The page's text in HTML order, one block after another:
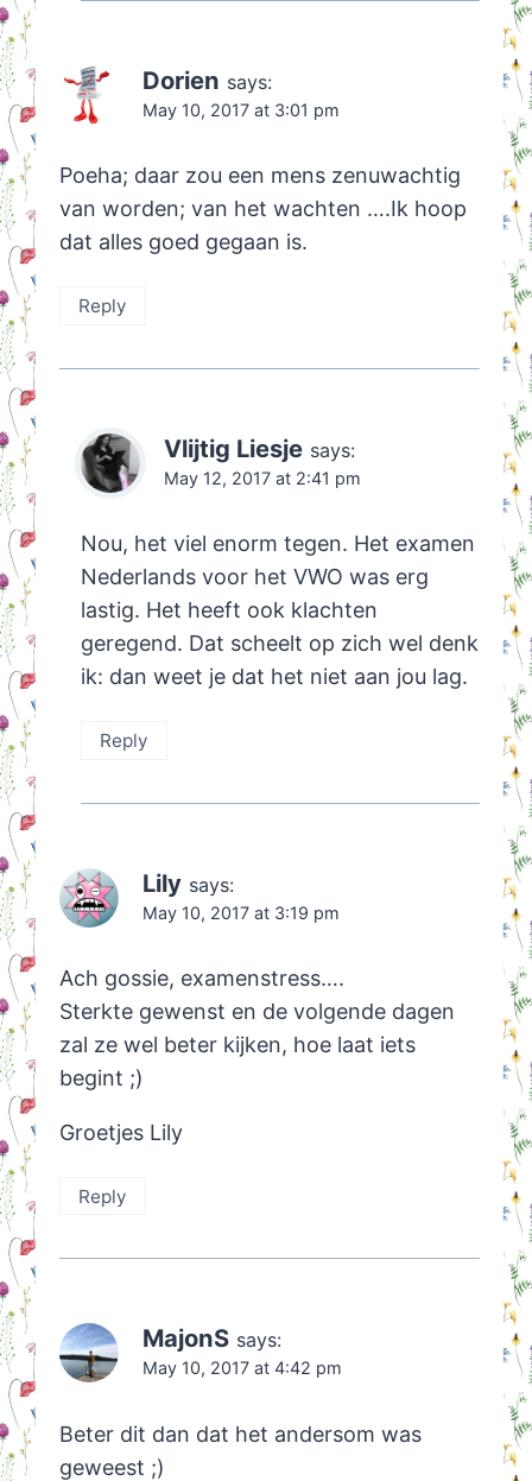
Dorien says:
May 10, 2017 at 3:01 pm
Poeha; daar zou een mens zenuwachtig
van worden; van het wachten ….Ik hoop
dat alles goed gegaan is.
Reply
Vlijtig Liesje says:
May 12, 2017 at 2:41 pm
Nou, het viel enorm tegen. Het examen
Nederlands voor het VWO was erg
lastig. Het heeft ook klachten
geregend. Dat scheelt op zich wel denk
ik: dan weet je dat het niet aan jou lag.
Reply
Lily says:
May 10, 2017 at 3:19 pm
Ach gossie, examenstress….
Sterkte gewenst en de volgende dagen
zal ze wel beter kijken, hoe laat iets
begint ;)
Groetjes Lily
Reply
MajonS says:
May 10, 2017 at 4:42 pm
Beter dit dan dat het andersom was
geweest ;)